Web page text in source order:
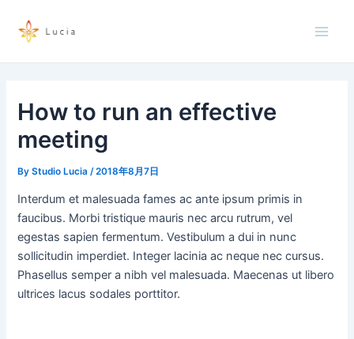
How to run an effective
meeting
ByStudio Lucia /2018年8月7日
Interdum et malesuada fames ac ante ipsum primis in
faucibus. Morbi tristique mauris nec arcu rutrum, vel
egestas sapien fermentum. Vestibulum a dui in nunc
sollicitudin imperdiet. Integer lacinia ac neque nec cursus.
Phasellus semper a nibh vel malesuada. Maecenas ut libero
ultrices lacus sodales porttitor.